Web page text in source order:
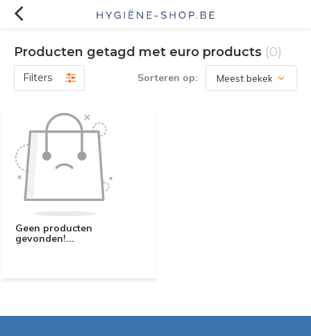
Producten getagd met euro products (0)
Filters Sorteren op:
Geen producten
gevonden!...